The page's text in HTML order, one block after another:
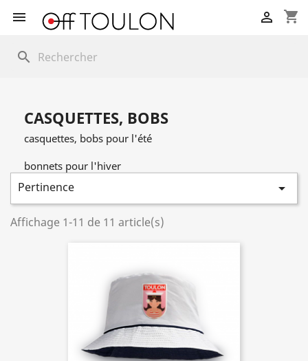
 shopping_cart

search
CASQUETTES, BOBS
casquettes, bobs pour l'été
bonnets pour l'hiver
Pertinence 
Affichage 1-11 de 11 article(s)